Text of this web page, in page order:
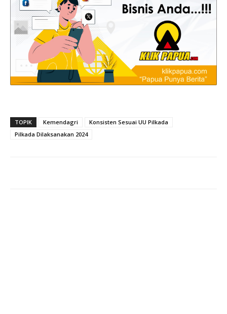
TOPIK Kemendagri
Konsisten Sesuai UU Pilkada
Pilkada Dilaksanakan 2024